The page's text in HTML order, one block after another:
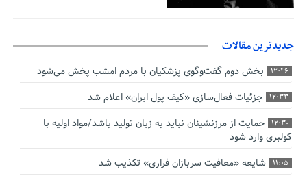
جدیدترین مقالات
12:46 بخش دوم گفت‌وگوی پزشکیان با مردم امشب پخش می‌شود
12:33 جزئیات فعال‌سازی «کیف پول ایران» اعلام شد
12:30
حمایت از مرزنشینان نباید به زیان تولید باشد/مواد اولیه با
کولبری وارد شود
11:05 شایعه «معافیت سربازان فراری» تکذیب شد